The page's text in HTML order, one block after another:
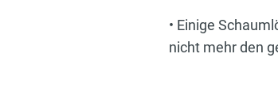
• Einige
nicht mehr den